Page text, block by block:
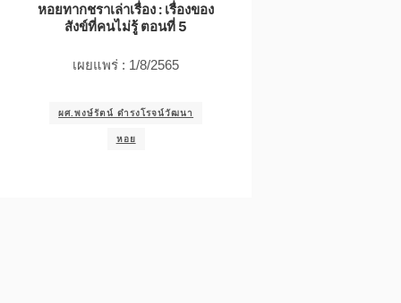
หอยทากชราเล่าเรื่อง : เรื่องของ
สังข์ที่คนไม่รู้ ตอนที่ 5
เผยแพร่ : 1/8/2565
ผศ.พงษ์รัตน์ ดำรงโรจน์วัฒนา
หอย